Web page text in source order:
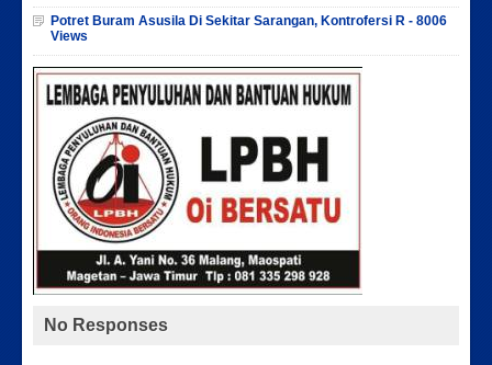
Potret Buram Asusila Di Sekitar Sarangan, Kontrofersi R - 8006
Views
No Responses